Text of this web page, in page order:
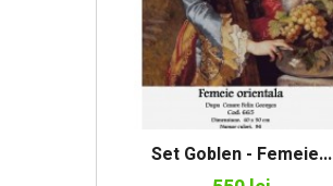
Set Goblen - Femeie...